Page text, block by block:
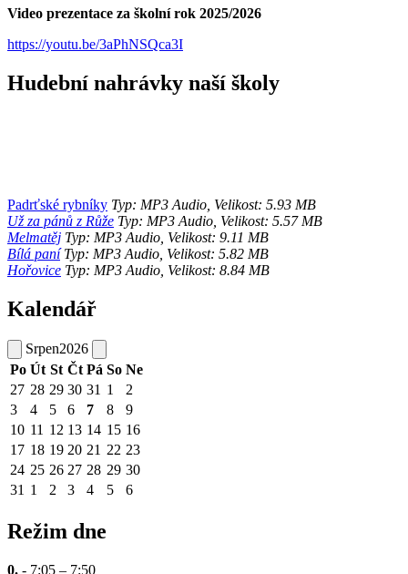
Video prezentace za školní rok 2025/2026
https://youtu.be/3aPhNSQca3I
Hudební nahrávky naší školy
Padrťské rybníky Typ: MP3 Audio, Velikost: 5.93 MB
Už za pánů z Růže Typ: MP3 Audio, Velikost: 5.57 MB
Melmatěj Typ: MP3 Audio, Velikost: 9.11 MB
Bílá paníTyp: MP3 Audio, Velikost: 5.82 MB
Hořovice Typ: MP3 Audio, Velikost: 8.84 MB
Kalendář
Srpen2026
Po Út St Čt Pá So Ne
27 28 29 30 31 1
2
3
4 5 6 7 8
9
10 11 12 13 14 15 16
17 18 19 20 21 22 23
24 25 26 27 28 29 30
31 1 2 3 4 5 6
Režim dne
0. - 7:05 – 7:50